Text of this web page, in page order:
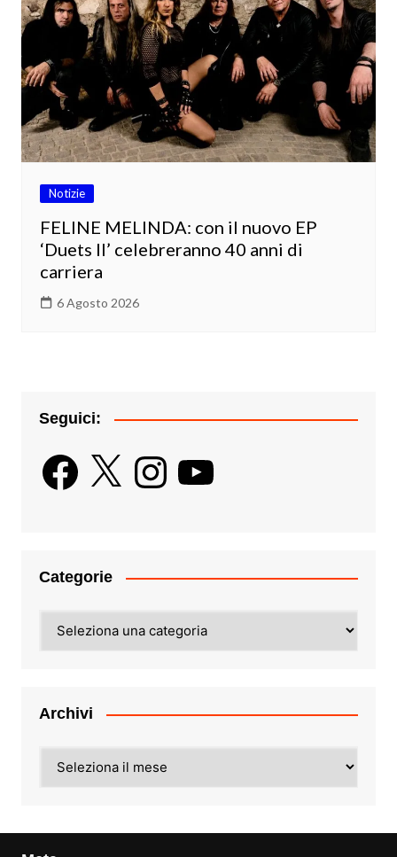
Notizie
FELINE MELINDA: con il nuovo EP
‘Duets II’ celebreranno 40 anni di
carriera
6 Agosto 2026
Seguici:
Facebook
X InstagramYouTube
Categorie
Archivi